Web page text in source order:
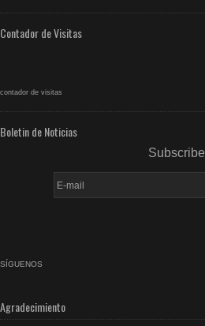
Contador de Visitas
contador de visitas
Boletin de Noticias
Subscribe
SÍGUENOS
Agradecimiento